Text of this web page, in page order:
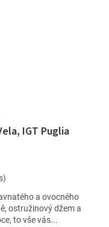
IGT Puglia
a ovocného
ostružinový džem a
to vše vás...